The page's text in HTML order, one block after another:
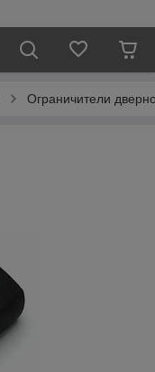
Ограничители